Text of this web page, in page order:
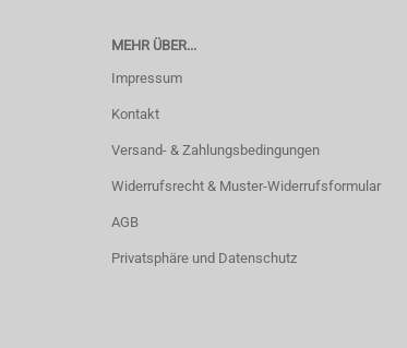
MEHR ÜBER...
Impressum
Kontakt
Versand- & Zahlungsbedingungen
Widerrufsrecht & Muster-Widerrufsformular
AGB
Privatsphäre und Datenschutz